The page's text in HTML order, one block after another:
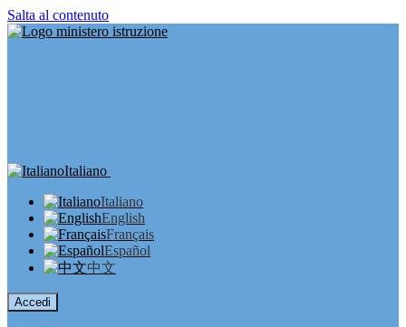
Salta al contenuto
Italiano
Italiano
English
Français
Español
中文
Accedi